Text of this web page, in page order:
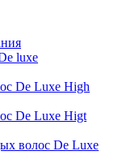
luxe
De Luxe High
De Luxe Higt
волос De Luxe